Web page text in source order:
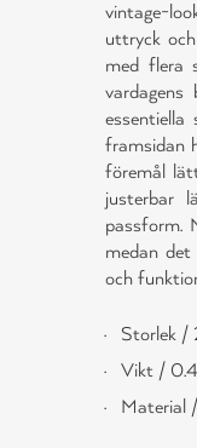
vintage-
uttryck
med flera
framsidan
föremål
justerbar
passform.
medan
och
Storlek /
Vikt / 0.4
Material